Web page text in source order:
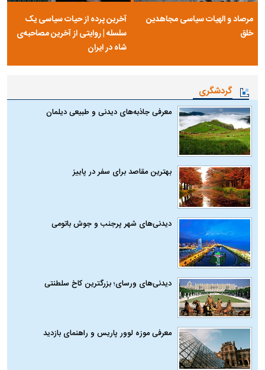
مرصاد و الهیات سیاسی مجاهدین
خلق
آخرین پرده از حیات سیاسی یک
سلسله | روایتی از آخرین مصاحبه‌ی
شاه در ایران
گردشگری
معرفی جاذبه‌های دیدنی و طبیعی دیلمان
بهترین مقاصد برای سفر در پاییز
دیدنی‌های شهر پرجنب و جوش باتومی
دیدنی‌های ورسای؛ بزرگترین کاخ سلطنتی
معرفی موزه لوور پاریس و راهنمای بازدید